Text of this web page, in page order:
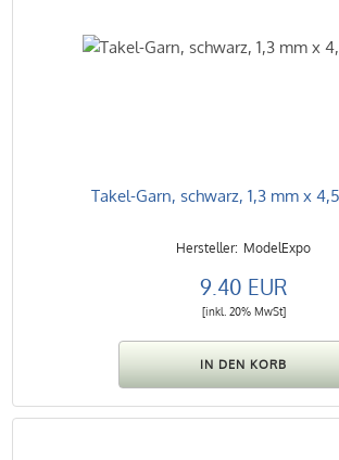
Takel-Garn, schwarz, 1,3 mm x
ModelExpo
9.40 EUR
[inkl. 20% MwSt]